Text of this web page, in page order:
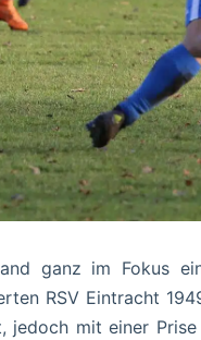
ganz im Fokus
RSV Eintracht
jedoch mit einer